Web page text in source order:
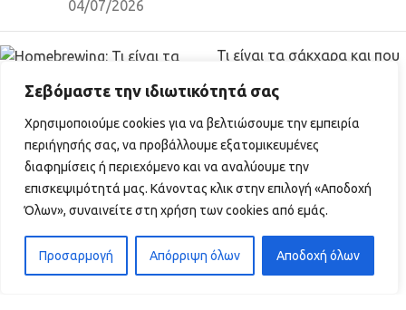
Σεβόμαστε την ιδιωτικότητά σας
Χρησιμοποιούμε cookies για να βελτιώσουμε την εμπειρία
περιήγησής σας, να προβάλλουμε εξατομικευμένες
διαφημίσεις ή περιεχόμενο και να αναλύουμε την
επισκεψιμότητά μας. Κάνοντας κλικ στην επιλογή «Αποδοχή
Όλων», συναινείτε στη χρήση των cookies από εμάς.
Προσαρμογή Απόρριψη όλων Αποδοχή όλων
04/07/2026
Τι είναι τα σάκχαρα και που
04/07/2026
ΠΡΟΪΟΝΤΑ
Εξοπλισμός Ζυθοποίησης
Έτοιμα Κιτ
0